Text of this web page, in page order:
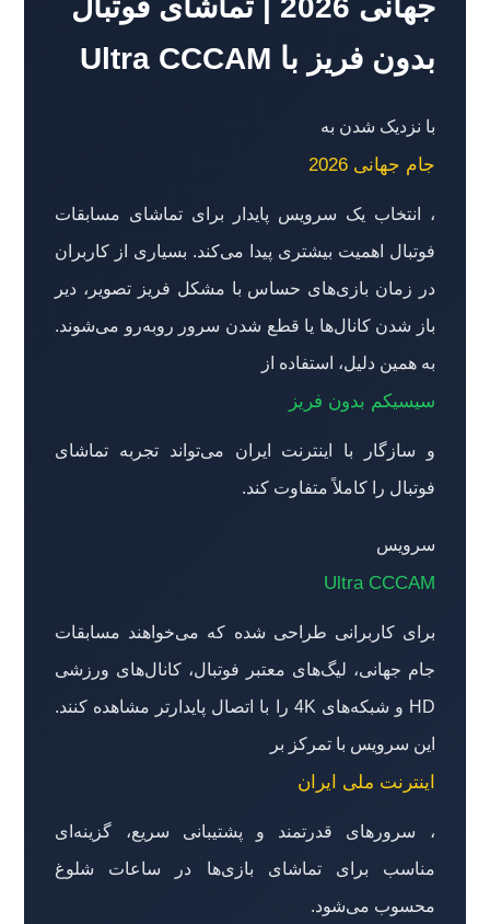
جهانی 2026 | تماشای فوتبال
بدون فریز با Ultra CCCAM
با نزدیک شدن به
جام جهانی 2026
، انتخاب یک سرویس پایدار برای تماشای مسابقات
فوتبال اهمیت بیشتری پیدا می‌کند. بسیاری از کاربران
در زمان بازی‌های حساس با مشکل فریز تصویر، دیر
باز شدن کانال‌ها یا قطع شدن سرور روبه‌رو می‌شوند.
به همین دلیل، استفاده از
سیسیکم بدون فریز
و سازگار با اینترنت ایران می‌تواند تجربه تماشای
فوتبال را کاملاً متفاوت کند.
سرویس
Ultra CCCAM
برای کاربرانی طراحی شده که می‌خواهند مسابقات
جام جهانی، لیگ‌های معتبر فوتبال، کانال‌های ورزشی
HD و شبکه‌های 4K را با اتصال پایدارتر مشاهده کنند.
این سرویس با تمرکز بر
اینترنت ملی ایران
، سرورهای قدرتمند و پشتیبانی سریع، گزینه‌ای
مناسب برای تماشای بازی‌ها در ساعات شلوغ
محسوب می‌شود.